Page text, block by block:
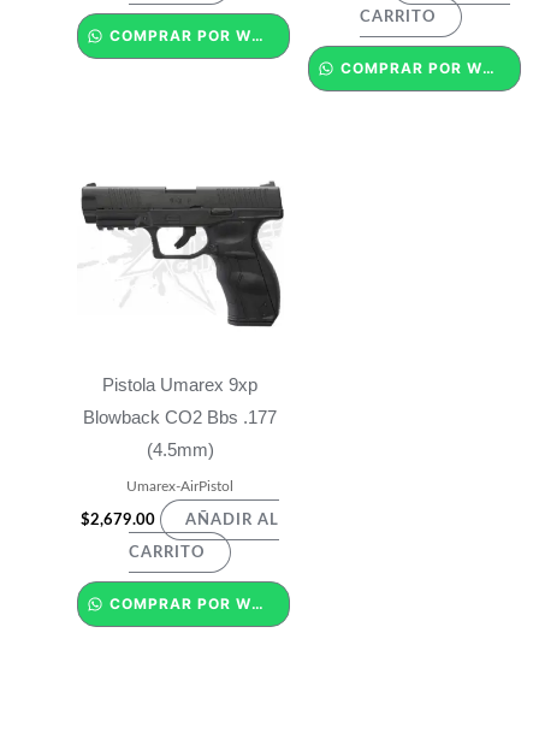
COMPRAR POR WHATSAPP
CARRITO
COMPRAR POR WHATSAPP
Pistola Umarex 9xp
Blowback CO2 Bbs .177
(4.5mm)
Umarex-AirPistol
$2,679.00 AÑADIR AL
CARRITO
COMPRAR POR WHATSAPP